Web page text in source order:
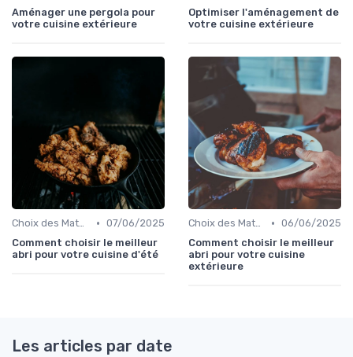
Aménager une pergola pour
votre cuisine extérieure
Optimiser l'aménagement de
votre cuisine extérieure
Choix des Matériaux et du Design • 07/06/2025
Comment choisir le meilleur
abri pour votre cuisine d'été
Choix des Matériaux et du Design • 06/06/2025
Comment choisir le meilleur
abri pour votre cuisine
extérieure
Les articles par date